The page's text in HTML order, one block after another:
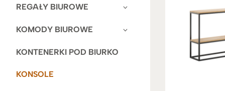
REGAŁY BIUROWE
KOMODY BIUROWE
KONTENERKI POD BIURKO
KONSOLE